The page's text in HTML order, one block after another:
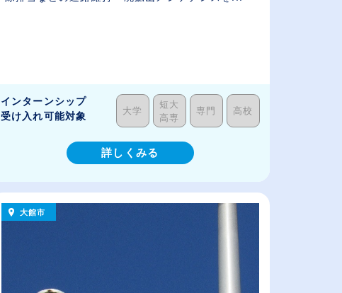
インターンシップ
受け入れ可能対象
大学
短大
高専
専門 高校
詳しくみる
大館市